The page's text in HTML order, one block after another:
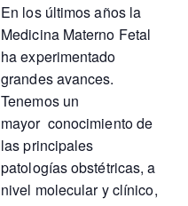
En los últimos años la
Medicina Materno Fetal
ha experimentado
grandes avances.
Tenemos un
mayor conocimiento de
las principales
patologías obstétricas, a
nivel molecular y clínico,